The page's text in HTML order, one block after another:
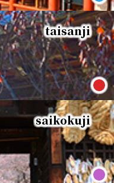
taisanji
saikokuji